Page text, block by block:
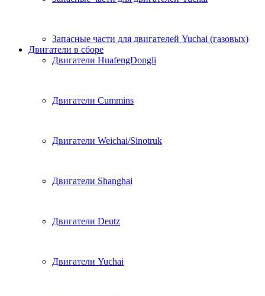
Запасные части для двигателей Yuchai (газовых)
Двигатели в сборе
Двигатели HuafengDongli
Двигатели Cummins
Двигатели Weichai/Sinotruk
Двигатели Shanghai
Двигатели Deutz
Двигатели Yuchai